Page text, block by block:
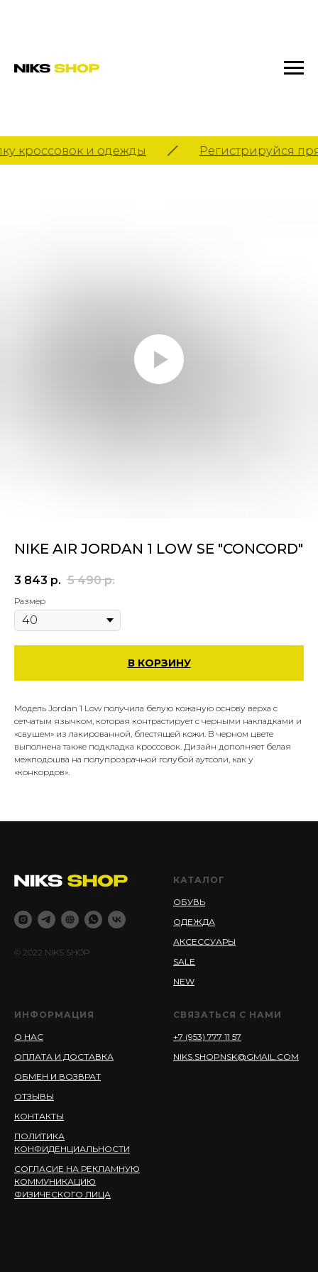
кроссовок и одежды Регистрируйся
NIKE AIR JORDAN 1 LOW SE "CONCORD"
3 843 р. 5 490 р.
Размер
В КОРЗИНУ
Модель Jordan 1 Low получила белую кожаную основу верха с
сетчатым язычком, которая контрастирует с черными накладками и
«свушем» из лакированной, блестящей кожи. В черном цвете
выполнена также подкладка кроссовок. Дизайн дополняет белая
межподошва на полупрозрачной голубой аутсоли, как у
«конкордов».
© 2022 NIKS SHOP
КАТАЛОГ
ОБУВЬ
ОДЕЖДА
АКСЕССУАРЫ
SALE
NEW
ИНФОРМАЦИЯ
О НАС
ОПЛАТА И ДОСТАВКА
ОБМЕН И ВОЗВРАТ
ОТЗЫВЫ
КОНТАКТЫ
ПОЛИТИКА
КОНФИДЕНЦИАЛЬНОСТИ
СОГЛАСИЕ НА РЕКЛАМНУЮ
КОММУНИКАЦИЮ
ФИЗИЧЕСКОГО ЛИЦА
СВЯЗАТЬСЯ С НАМИ
+7 (953) 777 11 57
NIKS.SHOPNSK@GMAIL.COM